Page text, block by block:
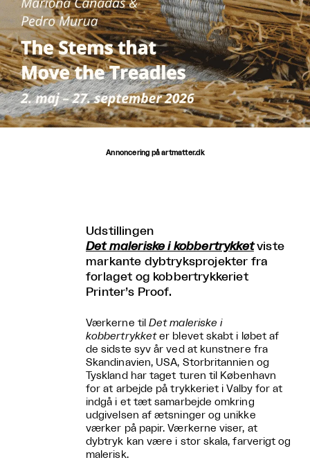
Annoncering på artmatter.dk
Udstillingen
Det maleriske i kobbertrykket viste
markante dybtryksprojekter fra
forlaget og kobbertrykkeriet
Printer’s Proof.
Værkerne tilDet maleriske i
kobbertrykketer blevet skabt i løbet af
de sidste syv år ved at kunstnere fra
Skandinavien, USA, Storbritannien og
Tyskland har taget turen til København
for at arbejde på trykkeriet i Valby for at
indgå i et tæt samarbejde omkring
udgivelsen af ætsninger og unikke
værker på papir. Værkerne viser, at
dybtryk kan være i stor skala, farverigt og
malerisk.